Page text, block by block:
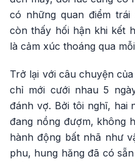
có những quan điểm
còn thấy hối hận khi kết
là cảm xúc thoáng qua
Trở lại với câu chuyện
chỉ mới cưới nhau 5
đánh vợ. Bởi tôi nghĩ, hai
đang nồng đượm, không
hành động bất nhã như
phu, hung hăng đã có